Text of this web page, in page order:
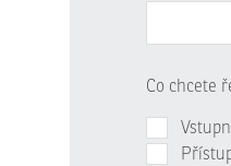
Co chcete